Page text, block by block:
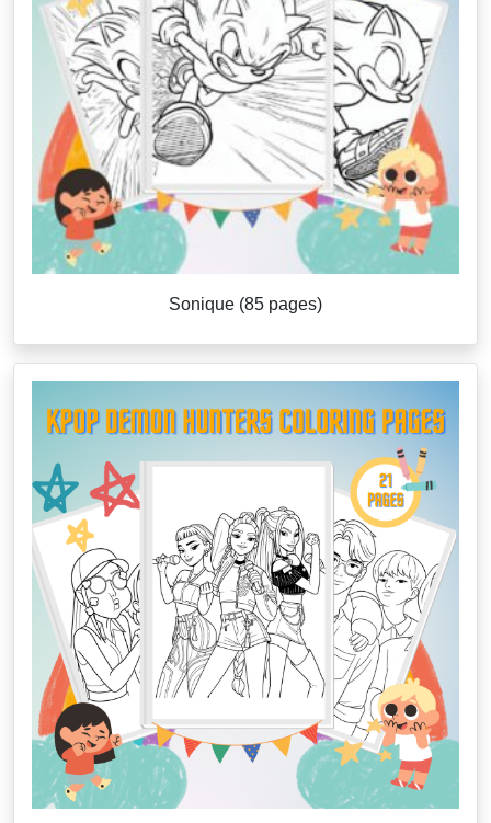
Sonique (85 pages)